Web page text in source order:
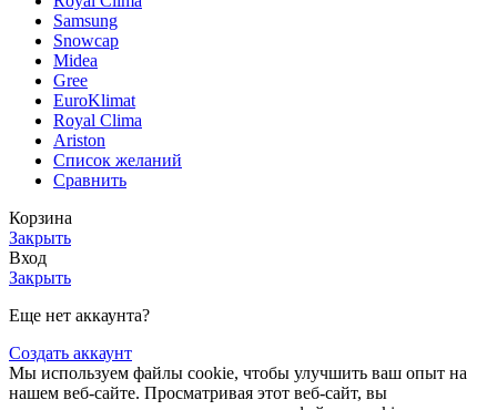
Samsung
Snowcap
Midea
Gree
EuroKlimat
Royal Clima
Ariston
Список желаний
Сравнить
Корзина
Закрыть
Вход
Закрыть
Еще нет аккаунта?
Создать аккаунт
Мы используем файлы cookie, чтобы улучшить ваш опыт на
нашем веб-сайте. Просматривая этот веб-сайт, вы